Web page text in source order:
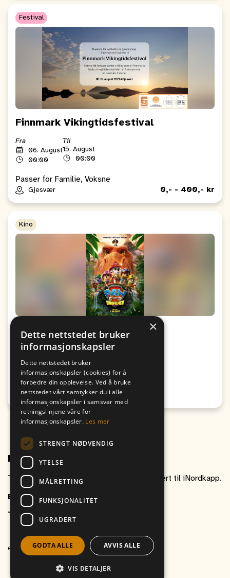
Festival
Finnmark Vikingtidsfestival
Fra
06. August
00:00
Til
15. August
00:00
Passer for Familie, Voksne
Gjesvær 0,- - 400,- kr
Kino
Kino: Paw Patrol: Dinofilmen
Fra
17:00
Til
19:00
Passer for alle
Honningsvåg
Kontakt oss
Ta gjerne kontakt om du har spørsmål relatert til iNordkapp.
E-post
inordkapp@vitikka.no
Telefon
et produkt avVitikka AS
×
Dette nettstedet bruker
informasjonskapsler
Dette nettstedet bruker
informasjonskapsler (cookies) for å
forbedre din opplevelse. Ved å bruke
nettstedet vårt samtykker du i alle
informasjonskapsler i samsvar med
retningslinjene våre for
informasjonskapsler. Les mer
STRENGT NØDVENDIG
YTELSE
MÅLRETTING
FUNKSJONALITET
UGRADERT
GODTA ALLE AVVIS ALLE
VIS DETALJER